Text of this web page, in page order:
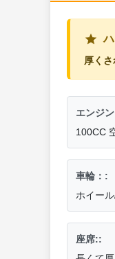
厚く
エンジ
100CC
車輪：:
ホイー
座席::